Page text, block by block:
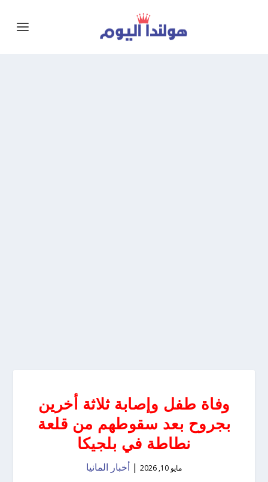
وفاة طفل وإصابة ثلاثة أخرين
بجروح بعد سقوطهم من قلعة
نطاطة في بلجيكا
مايو 10, 2026 | أخبار المانيا